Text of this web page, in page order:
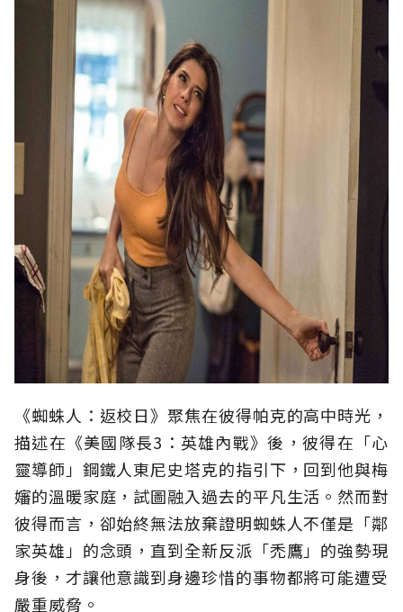
《蜘蛛人：返校日》聚焦在彼得帕克的高中時光，
描述在《美國隊長3：英雄內戰》後，彼得在「心
靈導師」鋼鐵人東尼史塔克的指引下，回到他與梅
嬸的溫暖家庭，試圖融入過去的平凡生活。然而對
彼得而言，卻始終無法放棄證明蜘蛛人不僅是「鄰
家英雄」的念頭，直到全新反派「禿鷹」的強勢現
身後，才讓他意識到身邊珍惜的事物都將可能遭受
嚴重威脅。